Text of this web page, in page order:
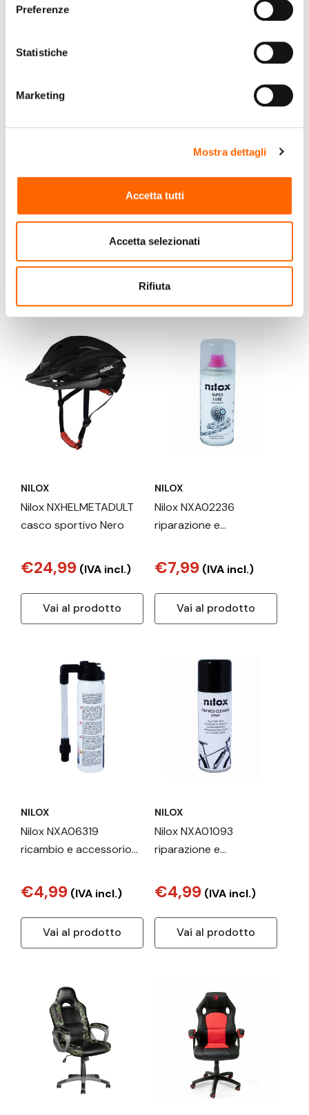
Preferenze
Statistiche
Marketing
Mostra dettagli
Accetta tutti
Accetta selezionati
Rifiuta
(IVA incl.)
casco sportivo Nero
€29,99
NILOX
Nilox NXHELMETADULT
casco sportivo Nero
€24,99 (IVA incl.)
Vai al prodotto
NILOX
Nilox NXA02236
riparazione e
bicicletta Lubrificante
€7,99 (IVA incl.)
Vai al prodotto
NILOX
Nilox NXA06319
ricambio e accessorio
CO2
€4,99 (IVA incl.)
Vai al prodotto
NILOX
Nilox NXA01093
riparazione e
bicicletta Detersivo
€4,99 (IVA incl.)
Vai al prodotto